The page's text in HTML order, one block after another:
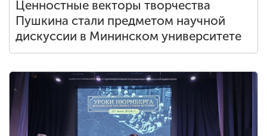
Ценностные векторы творчества
Пушкина стали предметом научной
дискуссии в Мининском университете